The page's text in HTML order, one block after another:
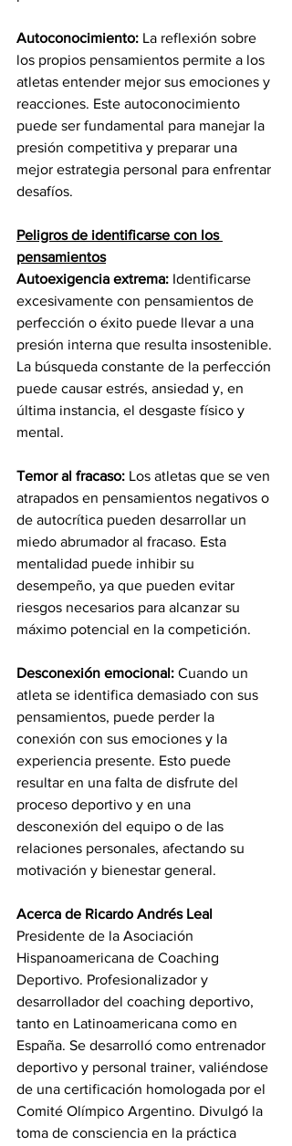
Autoconocimiento: La reflexión sobre
los propios pensamientos permite a los
atletas entender mejor sus emociones y
reacciones. Este autoconocimiento
puede ser fundamental para manejar la
presión competitiva y preparar una
mejor estrategia personal para enfrentar
desafíos.
Peligros de identificarse con los
pensamientos
Autoexigencia extrema: Identificarse
excesivamente con pensamientos de
perfección o éxito puede llevar a una
presión interna que resulta insostenible.
La búsqueda constante de la perfección
puede causar estrés, ansiedad y, en
última instancia, el desgaste físico y
mental.
Temor al fracaso: Los atletas que se ven
atrapados en pensamientos negativos o
de autocrítica pueden desarrollar un
miedo abrumador al fracaso. Esta
mentalidad puede inhibir su
desempeño, ya que pueden evitar
riesgos necesarios para alcanzar su
máximo potencial en la competición.
Desconexión emocional: Cuando un
atleta se identifica demasiado con sus
pensamientos, puede perder la
conexión con sus emociones y la
experiencia presente. Esto puede
resultar en una falta de disfrute del
proceso deportivo y en una
desconexión del equipo o de las
relaciones personales, afectando su
motivación y bienestar general.
Acerca de Ricardo Andrés Leal
Presidente de la Asociación
Hispanoamericana de Coaching
Deportivo. Profesionalizador y
desarrollador del coaching deportivo,
tanto en Latinoamericana como en
España. Se desarrolló como entrenador
deportivo y personal trainer, valiéndose
de una certificación homologada por el
Comité Olímpico Argentino. Divulgó la
toma de consciencia en la práctica